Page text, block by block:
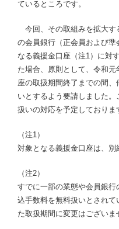
ているところです。
今回、その取組みを拡大す
の会員銀行（正会員および準
なる義援金口座（注1）に対
た場合、原則として、令和
座の取扱期間終了までの間
いとするよう要請しました
扱いの対応を予定しておりま
（注1）
対象となる義援金口座は、別
（注2）
すでに一部の業態や会員銀
込手数料を無料扱いとされ
た取扱期間に変更はございま